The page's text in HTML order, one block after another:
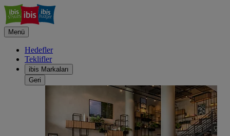
Menü
Hedefler
Teklifler
ibis Markaları
Geri